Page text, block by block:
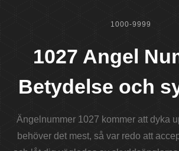
1000-9999
1027 Angel
Betydelse och
Ängelnummer 1027 kommer att dyka
behöver det mest, så var redo att